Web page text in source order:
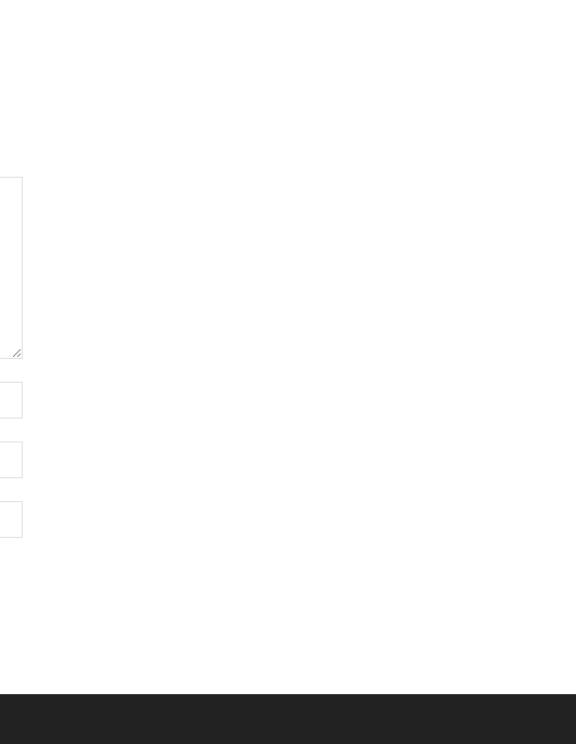
electrónico:*
web: